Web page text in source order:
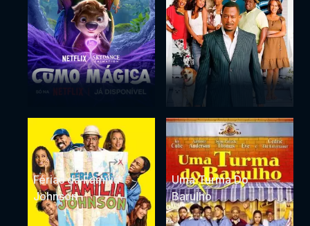
Férias da Família
Johnson
Uma Turma Do
Barulho